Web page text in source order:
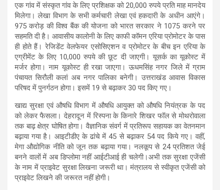
एक गांव में संस्कृत गांव के लिए प्रशिक्षक को 20,000 रुपये प्रति माह मानदेय
मिलेगा। लेखा विभाग के सभी कर्मचारी लेखा एवं हकदारी के अधीन आएंगे।
975 करोड़ की विश्व बैंक की योजना को भारत सरकार ने 1075 करने पर
सहमति दी है। आवासीय कालोनी के लिए काफी कॉमन एरिया प्रोमोटर के पास
ही होते हैं। रेजिडेंट वेलफेयर एसोसिएशन व प्रोमोटर के बीच इन एरिया के
एग्रीमेंट के लिए 10,000 रुपये की छूट दी जाएगी। यूसर्क का यूकोस्ट में
मर्जर होगा। नाम यूकोस्ट ही रखा जाएगा। ऊधमसिंह नगर जिले में ग्राम
पंचायत सिरौली कलां अब नगर पालिका बनेगी। उत्तराखंड आवास विकास
परिषद में पुनर्गठन होगा। इसमें 19 से बढ़ाकर 30 पद किए गए।
खाद्य सुरक्षा एवं औषधि विभाग में औषधि आयुक्त को औषधि नियंत्रक के पद
को लेकर फैसला। देहरादून में रिस्पना के किनारे शिखर फॉल से मोथरोवाला
तक बाढ़ क्षेत्र घोषित होगा। वैज्ञानिक संवर्ग में प्रतिरूप सहायक का वेतनमान
बढ़ाया गया है। आइटीडीए के ढांचे में 45 से बढ़ाकर 54 पद किये गए। वहीं,
मेगा औद्योगिक नीति को जून तक बढ़ाया गया। नलकूप से 24 प्रतिशत जेई
बनने वालों में अब डिप्लोमा नहीं आईटीआई ही चलेगी।अभी तक सुरक्षा एजेंसी
के नाम में प्राइवेट सुरक्षा लिखना जरूरी था। मंत्रालय से स्वीकृत एजेंसी को
प्राइवेट लिखने की जरूरत नहीं होगी।